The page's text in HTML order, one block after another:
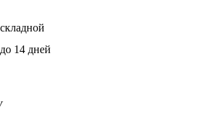
14 дней